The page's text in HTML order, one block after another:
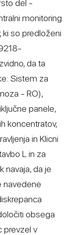
del -
monitoring
ki so predloženi
da ta
Sistem za
- RO),
panele,
koncentratov,
in Klicni
L in za
navaja, da je
navedene
obsega
prevzel v